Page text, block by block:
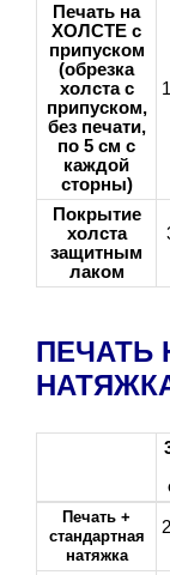
Печать на
ХОЛСТЕ с
припуском
(обрезка
холста с
припуском,
без печати,
по 5 см с
каждой
сторны)
Покрытие
холста
защитным
лаком
ПЕЧАТЬ
Печать +
стандартная
натяжка